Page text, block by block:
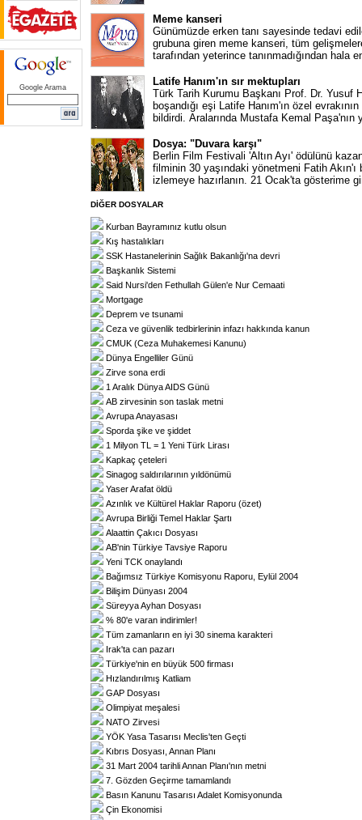
Google Arama
Meme kanseri
Günümüzde erken tanı sayesinde tedavi
grubuna giren meme kanseri, tüm
tarafından yeterince tanınmadığından hala
Latife Hanım'ın sır mektupları
Türk Tarih Kurumu Başkanı Prof. Dr. Yusuf
boşandığı eşi Latife Hanım'ın özel
bildirdi. Aralarında Mustafa Kemal Paşa'nın
Dosya: "Duvara karşı"
Berlin Film Festivali 'Altın Ayı' ödülünü
filminin 30 yaşındaki yönetmeni Fatih
izlemeye hazırlanın. 21 Ocak'ta gösterime
DİĞER DOSYALAR
Kurban Bayramınız kutlu olsun
Kış hastalıkları
SSK Hastanelerinin Sağlık Bakanlığı'na devri
Başkanlık Sistemi
Said Nursi'den Fethullah Gülen'e Nur Cemaati
Mortgage
Deprem ve tsunami
Ceza ve güvenlik tedbirlerinin infazı hakkında kanun
CMUK (Ceza Muhakemesi Kanunu)
Dünya Engelliler Günü
Zirve sona erdi
1 Aralık Dünya AIDS Günü
AB zirvesinin son taslak metni
Avrupa Anayasası
Sporda şike ve şiddet
1 Milyon TL = 1 Yeni Türk Lirası
Kapkaç çeteleri
Sinagog saldırılarının yıldönümü
Yaser Arafat öldü
Azınlık ve Kültürel Haklar Raporu (özet)
Avrupa Birliği Temel Haklar Şartı
Alaattin Çakıcı Dosyası
AB'nin Türkiye Tavsiye Raporu
Yeni TCK onaylandı
Bağımsız Türkiye Komisyonu Raporu, Eylül 2004
Bilişim Dünyası 2004
Süreyya Ayhan Dosyası
% 80'e varan indirimler!
Tüm zamanların en iyi 30 sinema karakteri
Irak'ta can pazarı
Türkiye'nin en büyük 500 firması
Hızlandırılmış Katliam
GAP Dosyası
Olimpiyat meşalesi
NATO Zirvesi
YÖK Yasa Tasarısı Meclis'ten Geçti
Kıbrıs Dosyası, Annan Planı
31 Mart 2004 tarihli Annan Planı'nın metni
7. Gözden Geçirme tamamlandı
Basın Kanunu Tasarısı Adalet Komisyonunda
Çin Ekonomisi